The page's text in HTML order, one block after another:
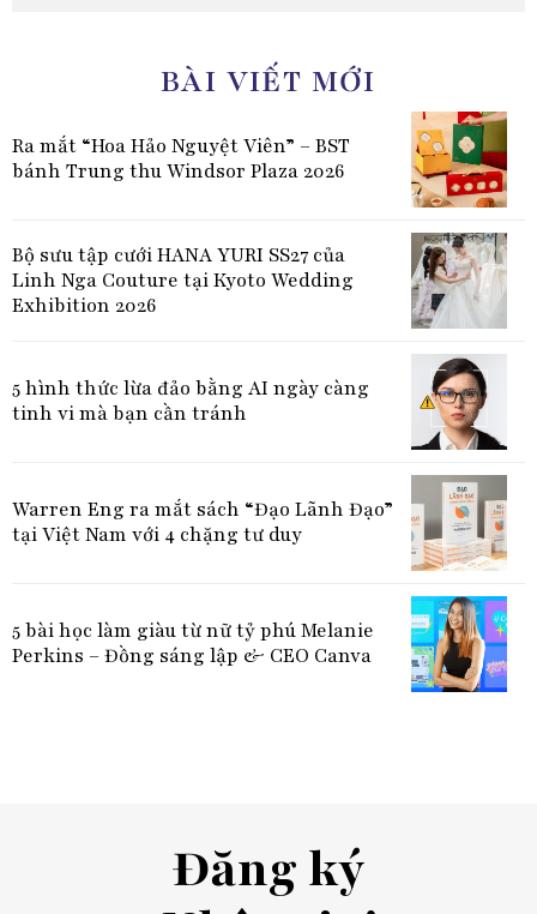
BÀI VIẾT MỚI
Ra mắt “Hoa Hảo Nguyệt Viên” – BST
bánh Trung thu Windsor Plaza 2026
Bộ sưu tập cưới HANA YURI SS27 của
Linh Nga Couture tại Kyoto Wedding
Exhibition 2026
5 hình thức lừa đảo bằng AI ngày càng
tinh vi mà bạn cần tránh
Warren Eng ra mắt sách “Đạo Lãnh Đạo”
tại Việt Nam với 4 chặng tư duy
5 bài học làm giàu từ nữ tỷ phú Melanie
Perkins – Đồng sáng lập & CEO Canva
Đăng ký